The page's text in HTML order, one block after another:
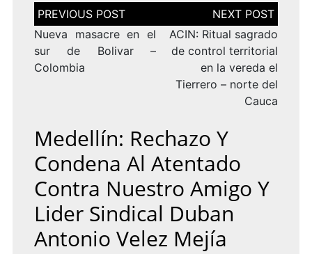
Navegación
de
entradas
Nueva masacre en el
sur de Bolivar –
Colombia
ACIN: Ritual sagrado
de control territorial
en la vereda el
Tierrero – norte del
Cauca
Medellín: Rechazo Y
Condena Al Atentado
Contra Nuestro Amigo Y
Lider Sindical Duban
Antonio Velez Mejía